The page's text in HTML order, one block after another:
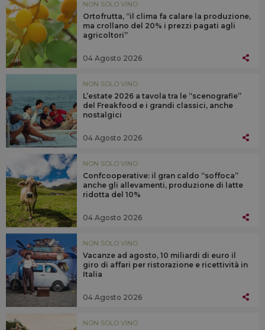
NON SOLO VINO
Ortofrutta, “il clima fa calare la produzione,
ma crollano del 20% i prezzi pagati agli
agricoltori”
04 Agosto 2026
NON SOLO VINO
L’estate 2026 a tavola tra le “scenografie”
del Freakfood e i grandi classici, anche
nostalgici
04 Agosto 2026
NON SOLO VINO
Confcooperative: il gran caldo “soffoca”
anche gli allevamenti, produzione di latte
ridotta del 10%
04 Agosto 2026
NON SOLO VINO
Vacanze ad agosto, 10 miliardi di euro il
giro di affari per ristorazione e ricettività in
Italia
04 Agosto 2026
NON SOLO VINO